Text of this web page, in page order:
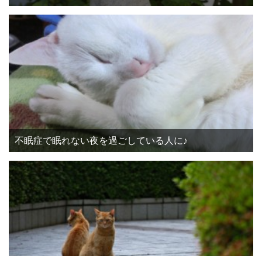
不眠症で眠れない夜を過ごしている人に♪